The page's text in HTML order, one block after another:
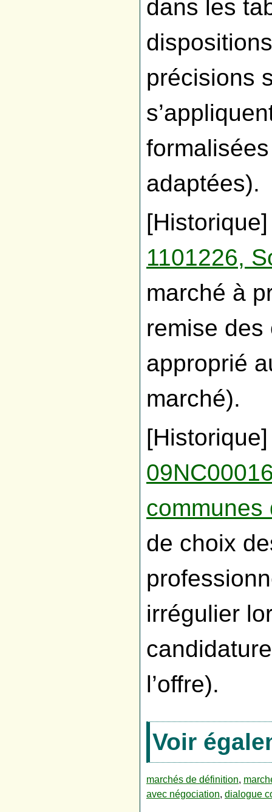
dans les
précisions
adaptées).
1101226,
marché à
remise des
approprié
marché).
communes
de choix
irrégulier
l’offre).
Voir
marchés de définition,
avec négociation, dialogue